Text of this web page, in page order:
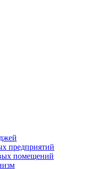
предприятий
помещений